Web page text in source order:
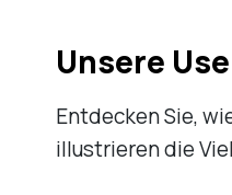
Unsere
Entdecken Sie,
illustrieren die